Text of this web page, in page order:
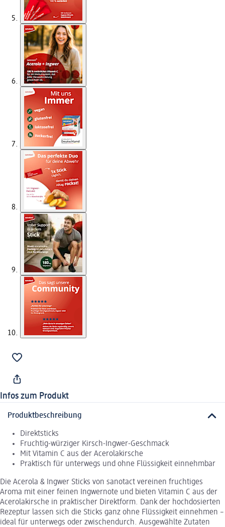
Infos zum Produkt
Produktbeschreibung
Direktsticks
Fruchtig-würziger Kirsch-Ingwer-Geschmack
Mit Vitamin C aus der Acerolakirsche
Praktisch für unterwegs und ohne Flüssigkeit einnehmbar
Die Acerola & Ingwer Sticks von sanotact vereinen fruchtiges
Aroma mit einer feinen Ingwernote und bieten Vitamin C aus der
Acerolakirsche in praktischer Direktform. Dank der hochdosierten
Rezeptur lassen sich die Sticks ganz ohne Flüssigkeit einnehmen –
ideal für unterwegs oder zwischendurch. Ausgewählte Zutaten